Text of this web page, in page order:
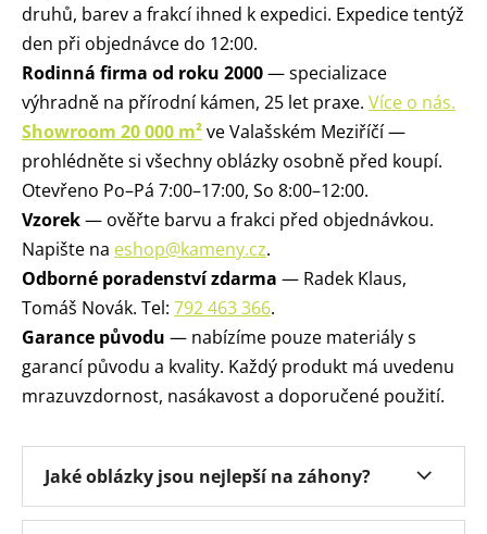
druhů, barev a frakcí ihned k expedici. Expedice tentýž
den při objednávce do 12:00.
Rodinná firma od roku 2000— specializace
výhradně na přírodní kámen, 25 let praxe. Více o nás.
Showroom 20 000 m²ve Valašském Meziříčí —
prohlédněte si všechny oblázky osobně před koupí.
Otevřeno Po–Pá 7:00–17:00, So 8:00–12:00.
Vzorek— ověřte barvu a frakci před objednávkou.
Napište na eshop@kameny.cz.
Odborné poradenství zdarma — Radek Klaus,
Tomáš Novák. Tel: 792 463 366.
Garance původu — nabízíme pouze materiály s
garancí původu a kvality. Každý produkt má uvedenu
mrazuvzdornost, nasákavost a doporučené použití.
Jaké oblázky jsou nejlepší na záhony?